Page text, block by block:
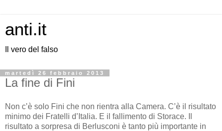
anti.it
Il vero del falso
martedì 26 febbraio 2013
La fine di Fini
Non c’è solo Fini che non rientra alla Camera. C’è il risultato
minimo dei Fratelli d’Italia. E il fallimento di Storace. Il
risultato a sorpresa di Berlusconi è tanto più importante in